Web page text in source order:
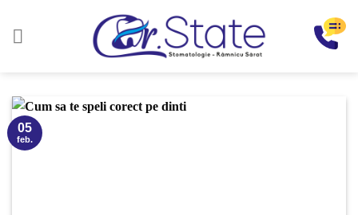
05
feb.